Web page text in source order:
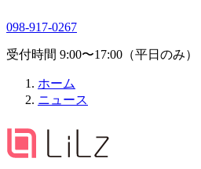
098-917-0267
受付時間 9:00〜17:00（平日のみ）
ホーム
ニュース